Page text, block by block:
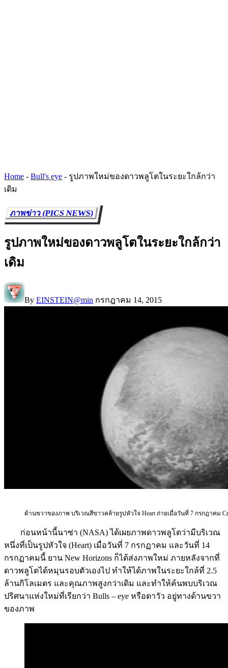
Home - Bull's eye - รูปภาพใหม่ของดาวพลูโตในระยะใกล้กว่า
เดิม
ภาพข่าว (PICS NEWS)
รูปภาพใหม่ของดาวพลูโตในระยะใกล้กว่า
เดิม
By EINSTEIN@min กรกฎาคม 14, 2015
ด้านขวาของภาพ บริเวณสีขาวคล้ายรูปหัวใจ Heart ถ่ายเมื่อวันที่ 7 กรกฎาคม
ก่อนหน้านี้นาซ่า (NASA) ได้เผยภาพดาวพลูโตว่ามีบริเวณ
หนึ่งที่เป็นรูปหัวใจ (Heart) เมื่อวันที่ 7 กรกฏาคม และวันที่ 14
กรกฏาคมนี้ ยาน New Horizons ก็ได้ส่งภาพใหม่ ภายหลังจากที่
ดาวพลูโตได้หมุนรอบตัวเองไป ทำให้ได้ภาพในระยะใกล้ที่ 2.5
ล้านกิโลเมตร และคุณภาพสูงกว่าเดิม และทำให้ค้นพบบริเวณ
ปริศนาแห่งใหม่ที่เรียกว่า Bulls – eye หรือตาวัว อยู่ทางด้านขวา
ของภาพ